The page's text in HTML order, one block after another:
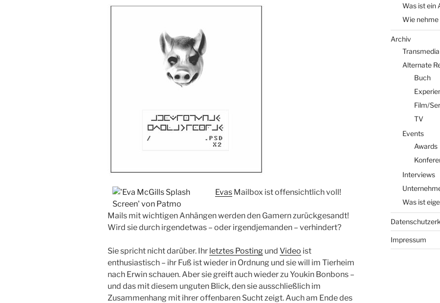
Evas Mailbox ist offensichtlich voll!
Mails mit wichtigen Anhängen werden den Gamern zurückgesandt!
Wird sie durch irgendetwas – oder irgendjemanden – verhindert?
Sie spricht nicht darüber. Ihr letztes Posting und Video ist
enthusiastisch – ihr Fuß ist wieder in Ordnung und sie will im Tierheim
nach Erwin schauen. Aber sie greift auch wieder zu Youkin Bonbons –
und das mit diesem unguten Blick, den sie ausschließlich im
Zusammenhang mit ihrer offenbaren Sucht zeigt. Auch am Ende des
Was ist ein
Wie nehme
Archiv
Alternate
Buch
Film/
TV
Events
Awards
Interviews
Was ist
Impressum